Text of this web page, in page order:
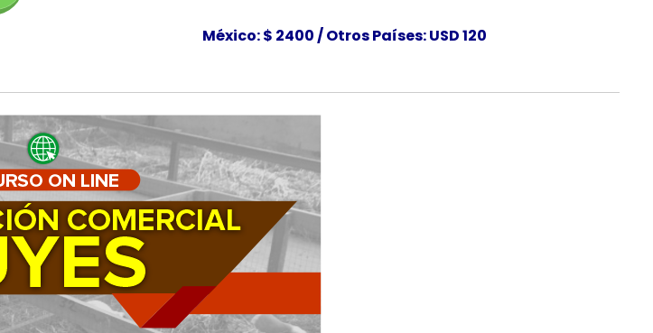
México: $ 2400 /Otros Países: USD 120